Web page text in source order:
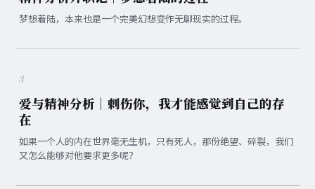
梦想着陆，本来也是一个完美幻想变作无聊现实的过程。
3
爱与精神分析｜刺伤你，我才能感觉到自己的存
在
如果一个人的内在世界毫无生机，只有死人，那份绝望、碎裂，我们
又怎么能够对他要求更多呢？